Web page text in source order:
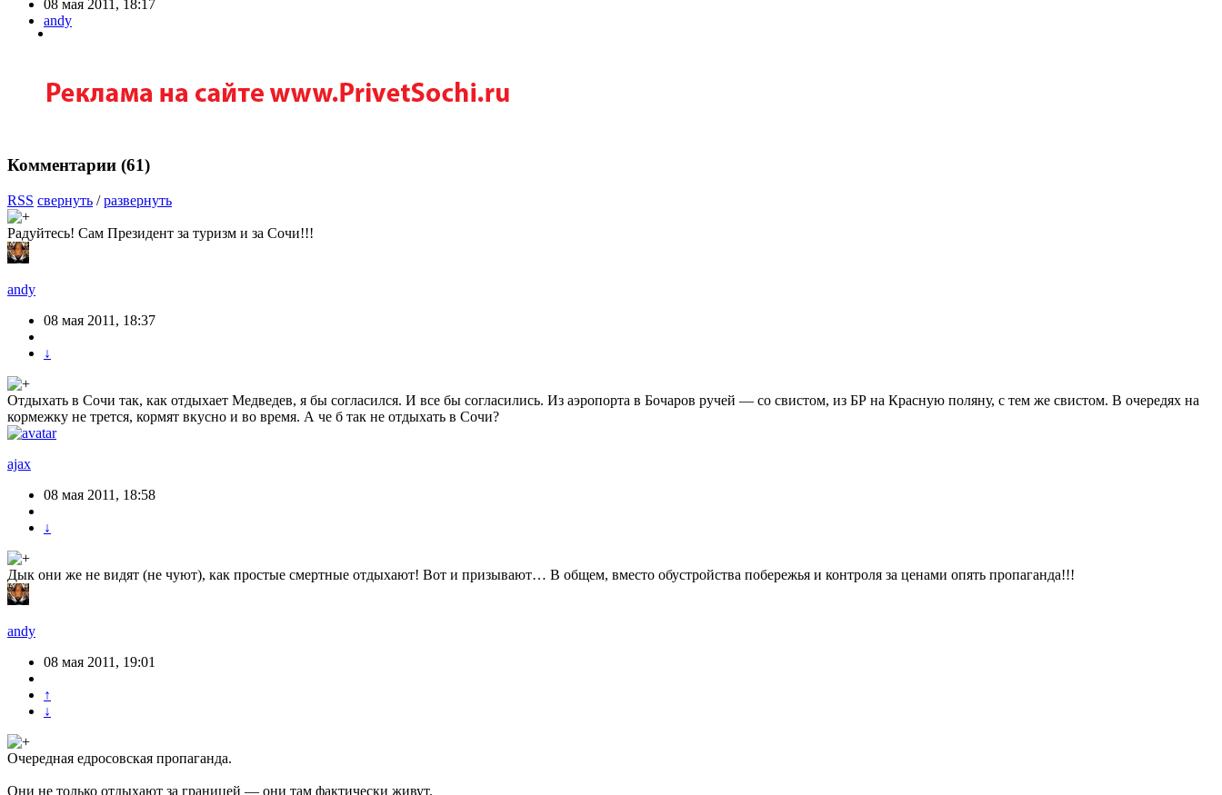
08 мая 2011, 18:17
andy
Комментарии (61)
RSS свернуть /развернуть
Радуйтесь! Сам Президент за туризм и за Сочи!!!
andy
08 мая 2011, 18:37
↓
Отдыхать в Сочи так, как отдыхает Медведев, я бы согласился. И все бы согласились. Из аэропорта в Бочаров ручей — со свистом, из БР на Красную поляну, с тем же свистом. В очередях на
кормежку не трется, кормят вкусно и во время. А че б так не отдыхать в Сочи?
ajax
08 мая 2011, 18:58
↓
Дык они же не видят (не чуют), как простые смертные отдыхают! Вот и призывают… В общем, вместо обустройства побережья и контроля за ценами опять пропаганда!!!
andy
08 мая 2011, 19:01
↑
↓
Очередная едросовская пропаганда.
Они не только отдыхают за границей — они там фактически живут.